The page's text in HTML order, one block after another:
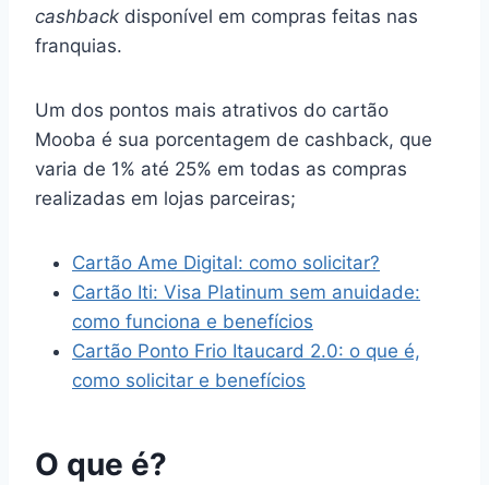
cashback disponível em compras feitas nas
franquias.
Um dos pontos mais atrativos do cartão
Mooba é sua porcentagem de cashback, que
varia de 1% até 25% em todas as compras
realizadas em lojas parceiras;
Cartão Ame Digital: como solicitar?
Cartão Iti: Visa Platinum sem anuidade:
como funciona e benefícios
Cartão Ponto Frio Itaucard 2.0: o que é,
como solicitar e benefícios
O que é?